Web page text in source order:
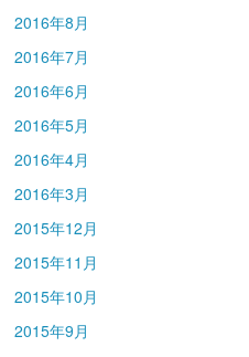
2016年8月
2016年7月
2016年6月
2016年5月
2016年4月
2016年3月
2015年12月
2015年11月
2015年10月
2015年9月